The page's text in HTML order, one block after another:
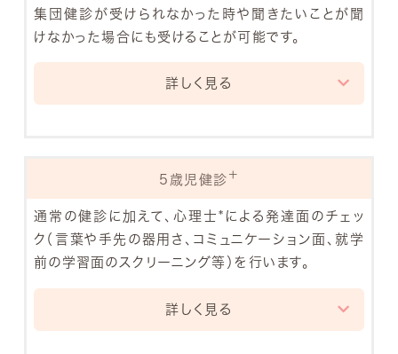
た、イヤイヤ期が始まったり、人見知りが強くなっ
たりするのもこの時期の特徴です。
発達状況の確認をさせていただきます。
集団健診が受けられなかった時や聞きたいことが聞
けなかった場合にも受けることが可能です。
詳しく見る
ができるようになります。手先も器用になり、積み
木を高く積み上げたり、お絵かきを楽しんだりする
こともできます。
言葉も発達し、簡単な会話ができるようになりま
遊びを伝えたりできるようになるでしょう。また、
5歳児健診 ＋
通常の健診に加えて、心理士*による発達面のチェッ
ク（言葉や手先の器用さ、コミュニケーション面、就学
前の学習面のスクリーニング等）を行います。
詳しく見る